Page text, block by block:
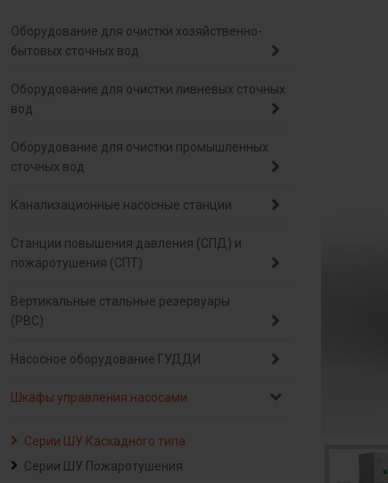
Оборудование для очистки хозяйственно-
бытовых сточных вод
Оборудование для очистки ливневых сточных
вод
Оборудование для очистки промышленных
сточных вод
Канализационные насосные станции
Станции повышения давления (СПД) и
пожаротушения (СПТ)
Вертикальные стальные резервуары
(РВС)
Насосное оборудование ГУДДИ
Шкафы управления насосами
Серии ШУ Каскадного типа
Серии ШУ Пожаротушения